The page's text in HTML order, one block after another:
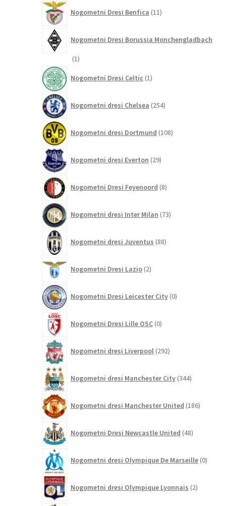
Nogometni Dresi Benfica 11izdelkov
Nogometni Dresi Borussia Monchengladbach
11
Nogometni Dresi Celtic 1izdelek
Nogometni dresi Chelsea 254izdelkov
Nogometni dresi Dortmund 108izdelkov
Nogometni dresi Everton 29izdelkov
Nogometni Dresi Feyenoord 8izdelkov
Nogometni dresi Inter Milan 73izdelkov
Nogometni dresi Juventus 88izdelkov
Nogometni Dresi Lazio 2izdelka
Nogometni Dresi Leicester City 0izdelkov
Nogometni Dresi Lille OSC 0izdelkov
Nogometni dresi Liverpool 292izdelkov
Nogometni dresi Manchester City 344izdelkov
Nogometni dresi Manchester United 186izdelkov
Nogometni Dresi Newcastle United 48izdelkov
Nogometni dresi Olympique De Marseille 0
Nogometni dresi Olympique Lyonnais 2izdelka